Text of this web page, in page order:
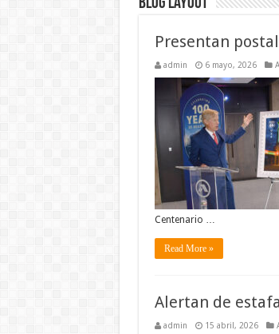
Presentan
admin 6 mayo, 2026
Centenario …
Read More »
Alertan de
admin 15 abril, 2026